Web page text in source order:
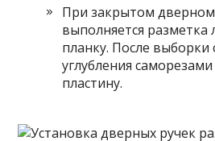
При закрытом
выполняется
планку. После выборки
углубления
пластину.